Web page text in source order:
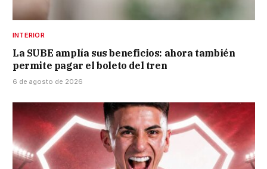
INTERIOR
La SUBE amplía sus beneficios: ahora también
permite pagar el boleto del tren
6 de agosto de 2026